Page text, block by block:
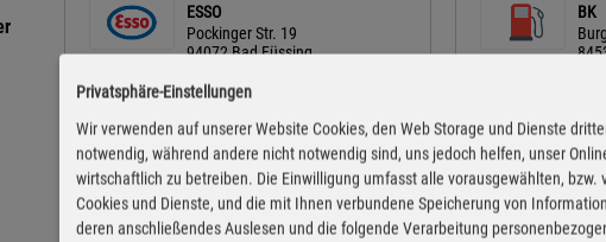
ESSO
Pockinger Str. 19
94072 Bad Füssing
Diesel Preise in Stubenberg
BK
Privatsphäre-Einstellungen
Wir verwenden auf unserer Website Cookies, den Web Storage und Dienste
notwendig, während andere nicht notwendig sind, uns jedoch helfen, unser
wirtschaftlich zu betreiben. Die Einwilligung umfasst alle vorausgewählten, bzw.
Cookies und Dienste, und die mit Ihnen verbundene Speicherung von
deren anschließendes Auslesen und die folgende Verarbeitung